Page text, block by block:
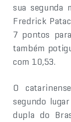
sua segunda
Fredrick
7 pontos
também
com 10,53.
O
segundo
dupla do